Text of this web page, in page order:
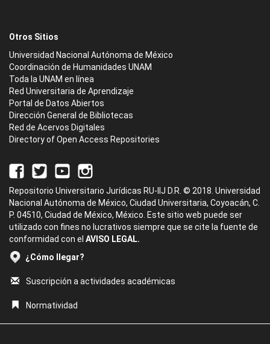
Otros Sitios
Universidad Nacional Autónoma de México
Coordinación de Humanidades UNAM
Toda la UNAM en línea
Red Universitaria de Aprendizaje
Portal de Datos Abiertos
Dirección General de Bibliotecas
Red de Acervos Digitales
Directory of Open Access Repositories
Repositorio Universitario Jurídicas RU-IIJ D.R. © 2018. Universidad
Nacional Autónoma de México, Ciudad Universitaria, Coyoacán, C.
P. 04510, Ciudad de México, México. Este sitio web puede ser
utilizado con fines no lucrativos siempre que se cite la fuente de
conformidad con el AVISO LEGAL.
¿Cómo llegar?
Suscripción a actividades académicas
Normatividad